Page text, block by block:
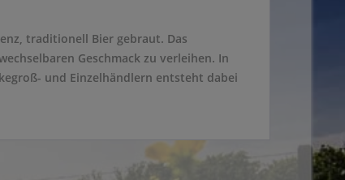
traditionell Bier gebraut. Das
Geschmack zu verleihen. In
und Einzelhändlern entsteht dabei